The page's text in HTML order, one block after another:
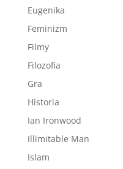
Eugenika
Feminizm
Filmy
Filozofia
Gra
Historia
Ian Ironwood
Illimitable Man
Islam